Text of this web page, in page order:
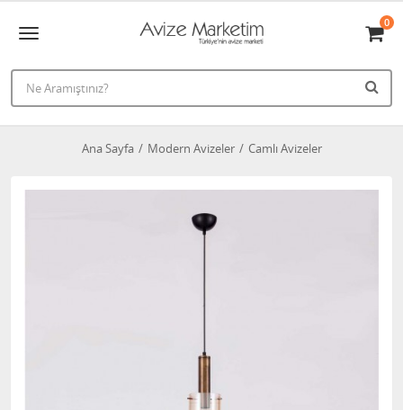
0
Ana Sayfa Modern Avizeler Camlı Avizeler